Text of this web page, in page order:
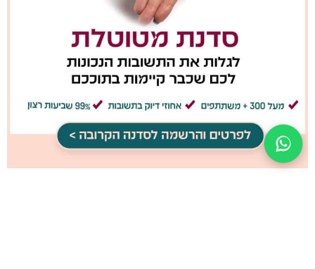
איך לבחור מטוטלת שמתאימה לך?
המדריך המלא למתחילים
קרא/י עוד »